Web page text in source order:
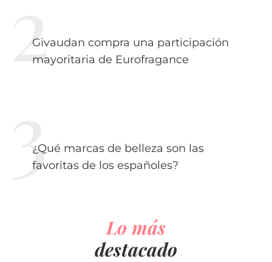
Givaudan compra una participación
mayoritaria de Eurofragance
¿Qué marcas de belleza son las
favoritas de los españoles?
Lo más
destacado